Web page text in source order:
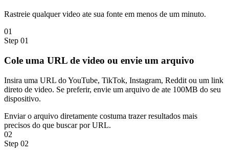
Rastreie qualquer video ate sua fonte em menos de um minuto.
01
Step 01
Cole uma URL de video ou envie um arquivo
Insira uma URL do YouTube, TikTok, Instagram, Reddit ou um link
direto de video. Se preferir, envie um arquivo de ate 100MB do seu
dispositivo.
Enviar o arquivo diretamente costuma trazer resultados mais
precisos do que buscar por URL.
02
Step 02